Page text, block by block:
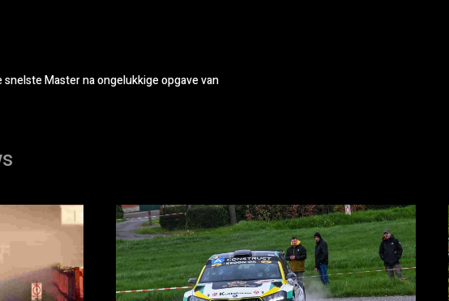
Master na ongelukkige opgave van